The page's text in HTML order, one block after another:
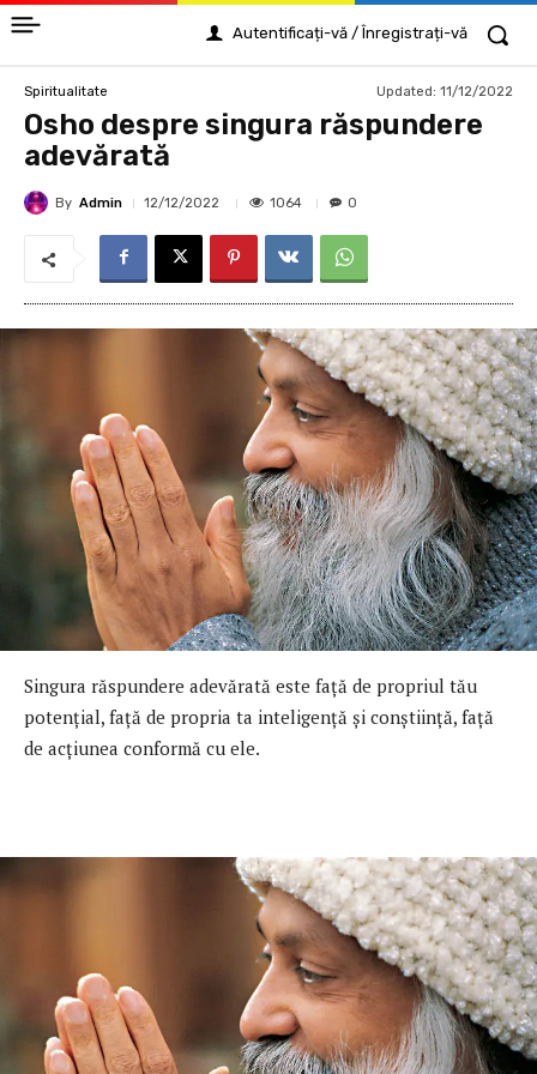
Autentificați-vă / Înregistrați-vă
Spiritualitate Updated: 11/12/2022
Osho despre singura răspundere
adevărată
By Admin 12/12/2022 1064 0
Singura răspundere adevărată este faţă de propriul tău
potenţial, faţă de propria ta inteligenţă şi conştiinţă, faţă
de acţiunea conformă cu ele.